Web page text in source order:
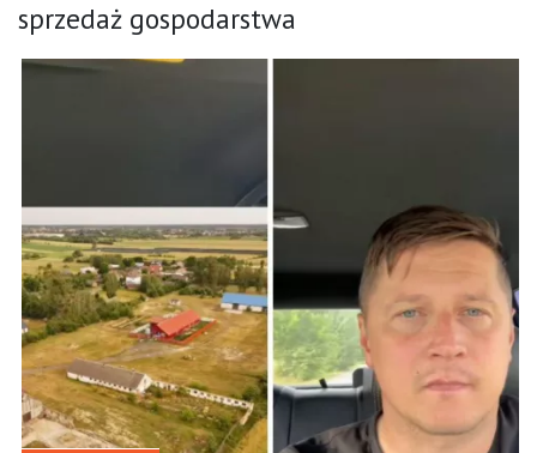
sprzedaż gospodarstwa